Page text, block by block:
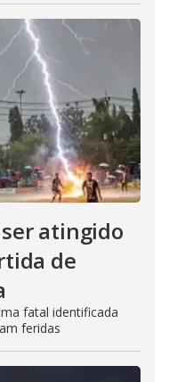
atingido
de
fatal identificada
feridas